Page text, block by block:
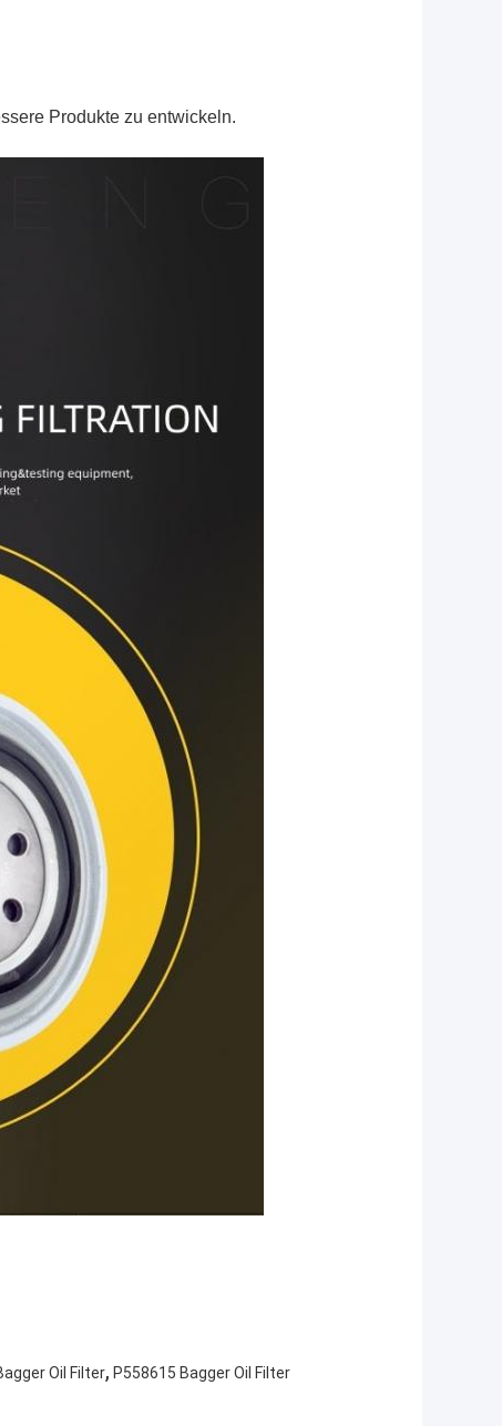
Produkte zu entwickeln.
Oil Filter, P558615 Bagger Oil Filter